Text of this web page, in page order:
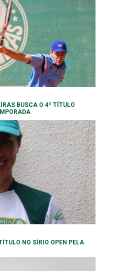
BUSCA O 4º TÍTULO
NO SÍRIO OPEN PELA